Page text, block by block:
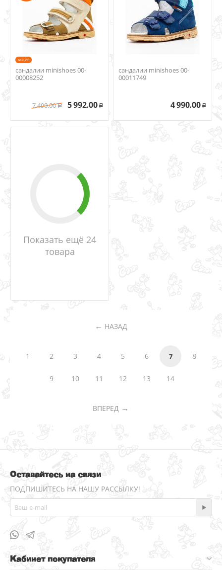
AКЦИЯ
сандалии minishoes 00-
00008252
7 490.00 Р 5 992.00 Р
сандалии minishoes 00-
00011749
4 990.00 Р
Показать ещё 24
товара
НАЗАД
1 2 3 4 5 6 7 8
9 10 11 12 13 14
ВПЕРЕД
Оставайтесь на связи
ПОДПИШИТЕСЬ НА НАШУ РАССЫЛКУ!
Кабинет покупателя